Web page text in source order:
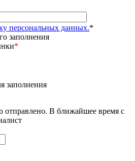
персональных данных.*
заполнения
*
заполнения
В ближайшее время с